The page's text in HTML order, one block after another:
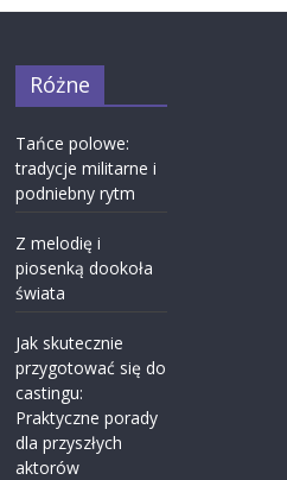
Różne
Tańce polowe:
tradycje militarne i
podniebny rytm
Z melodię i
piosenką dookoła
świata
Jak skutecznie
przygotować się do
castingu:
Praktyczne porady
dla przyszłych
aktorów